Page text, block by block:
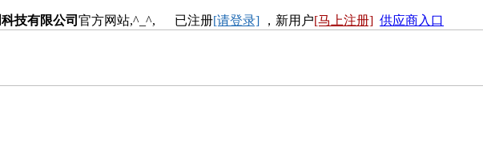
技有限公司 官方网站,^_^, 已注册[请登录] ，新用户[马上注册] 供应商入口